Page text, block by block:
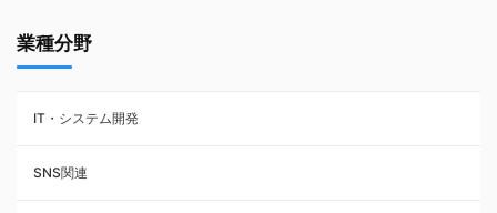
業種分野
IT・システム開発
SNS関連